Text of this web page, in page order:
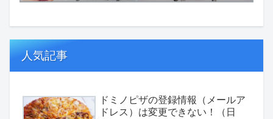
人気記事
ドミノピザの登録情報（メールア
ドレス）は変更できない！（日